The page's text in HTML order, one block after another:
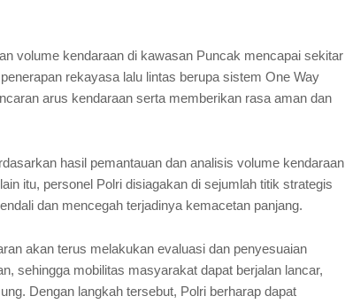
volume kendaraan di kawasan Puncak mencapai sekitar
rekayasa lalu lintas berupa sistem One Way
arus kendaraan serta memberikan rasa aman dan
hasil pemantauan dan analisis volume kendaraan
itu, personel Polri disiagakan di sejumlah titik strategis
dan mencegah terjadinya kemacetan panjang.
akan terus melakukan evaluasi dan penyesuaian
sehingga mobilitas masyarakat dapat berjalan lancar,
Dengan langkah tersebut, Polri berharap dapat